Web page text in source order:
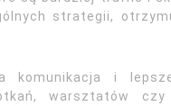
strategii,
komunikacja i
warsztatów